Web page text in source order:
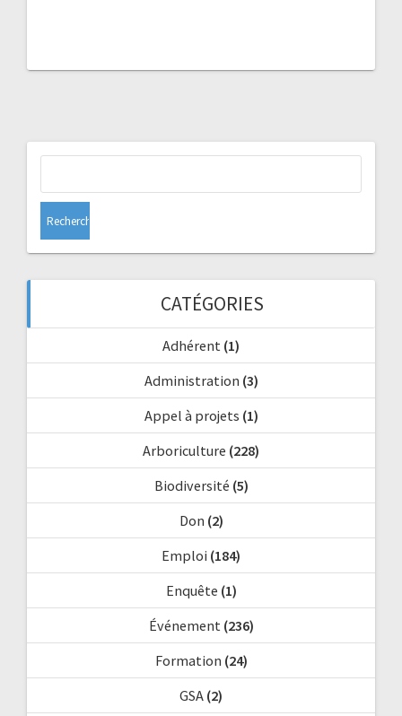
CATÉGORIES
Adhérent (1)
Administration (3)
Appel à projets (1)
Arboriculture (228)
Biodiversité (5)
Don (2)
Emploi (184)
Enquête (1)
Événement(236)
Formation (24)
GSA (2)